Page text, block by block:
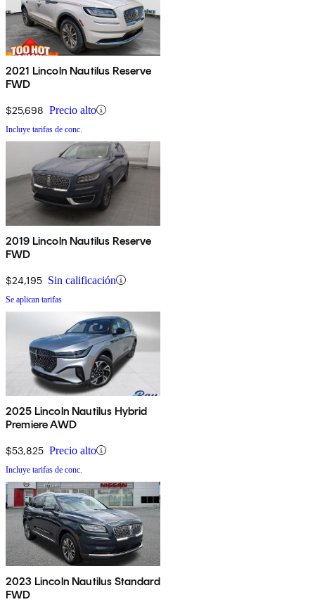
2021 Lincoln Nautilus Reserve
FWD
$25,698 Precio alto
Incluye tarifas de conc.
2019 Lincoln Nautilus Reserve
FWD
$24,195 Sin calificación
Se aplican tarifas
2025 Lincoln Nautilus Hybrid
Premiere AWD
$53,825 Precio alto
Incluye tarifas de conc.
2023 Lincoln Nautilus Standard
FWD